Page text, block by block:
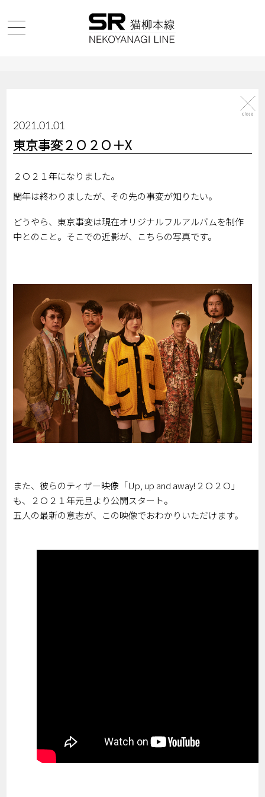
2021.01.01
東京事変２Ｏ２Ｏ＋X
２Ｏ２１年になりました。
閏年は終わりましたが、その先の事変が知りたい。
どうやら、東京事変は現在オリジナルフルアルバムを制作
中とのこと。そこでの近影が、こちらの写真です。
また、彼らのティザー映像「Up, up and away!２Ｏ２Ｏ」
も、２Ｏ２１年元旦より公開スタート。
五人の最新の意志が、この映像でおわかりいただけます。